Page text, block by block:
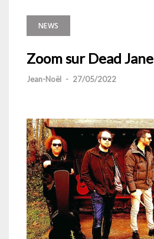
NEWS
Zoom sur Dead Jane
Jean-Noël - 27/05/2022